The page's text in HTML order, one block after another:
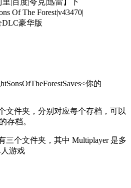
你的
文件夹，分别对应每个存档，可以
存档。
三个文件夹，其中 Multiplayer 是多
人游戏